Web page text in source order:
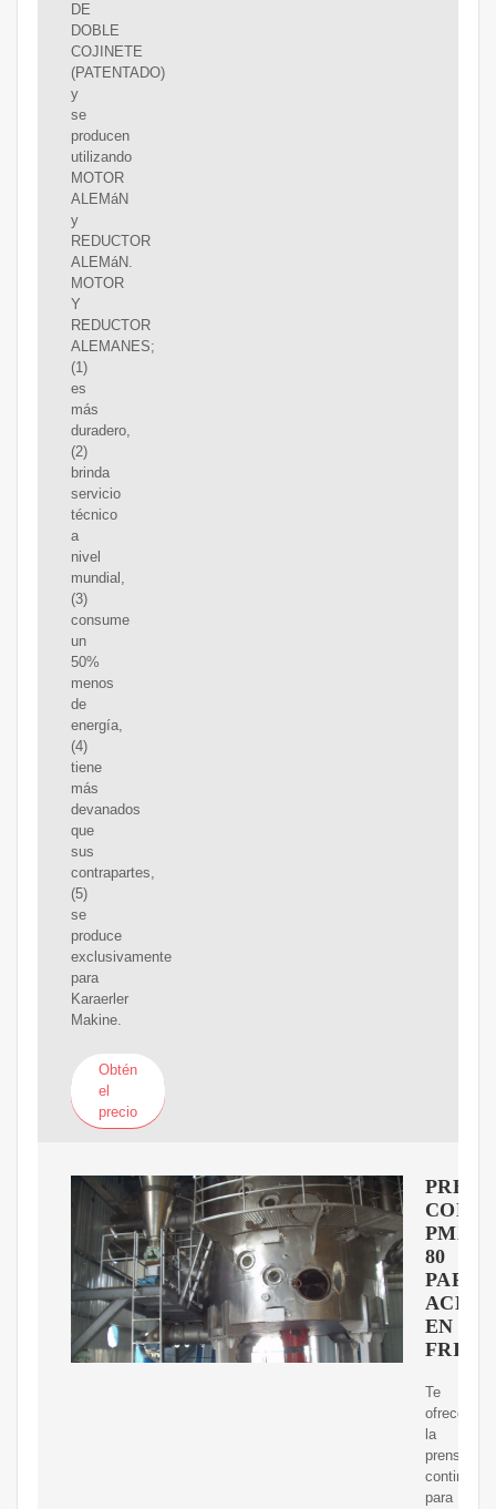
DE
DOBLE
COJINETE
(PATENTADO)
y
se
producen
utilizando
MOTOR
ALEMáN
y
REDUCTOR
ALEMáN.
MOTOR
Y
REDUCTOR
ALEMANES;
(1)
es
más
duradero,
(2)
brinda
servicio
técnico
a
nivel
mundial,
(3)
consume
un
50%
menos
de
energía,
(4)
tiene
más
devanados
que
sus
contrapartes,
(5)
se
produce
exclusivamente
para
Karaerler
Makine.
Obtén
el
precio
PMX-
80
PARA
EN
FRIO
Te
ofrecemos
la
prensa
continua
para